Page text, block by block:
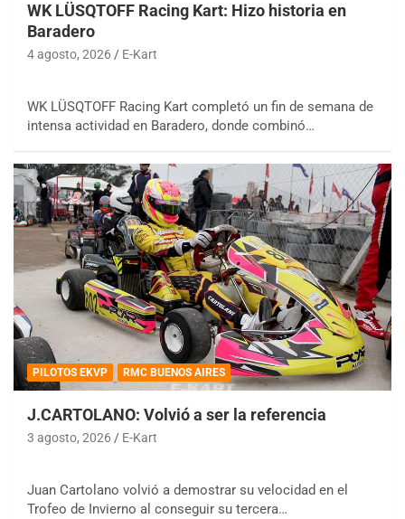
WK LÜSQTOFF Racing Kart: Hizo historia en
Baradero
4 agosto, 2026 E-Kart
WK LÜSQTOFF Racing Kart completó un fin de semana de
intensa actividad en Baradero, donde combinó…
PILOTOS EKVP RMC BUENOS AIRES
J.CARTOLANO: Volvió a ser la referencia
3 agosto, 2026 E-Kart
Juan Cartolano volvió a demostrar su velocidad en el
Trofeo de Invierno al conseguir su tercera…
08/09-AGO